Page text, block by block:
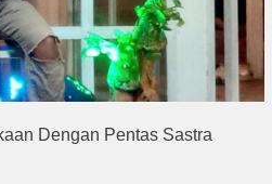
Dengan Pentas Sastra